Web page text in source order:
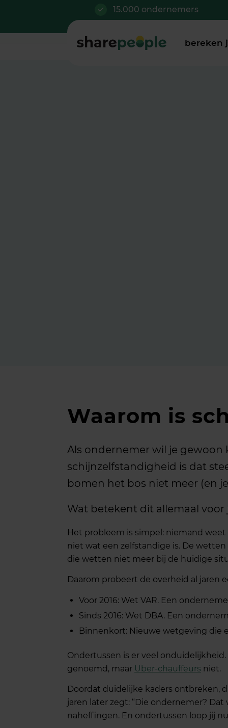
15.000 ondernemers
bereken
Waarom is
Als ondernemer wil je
schijnzelfstandigheid is dat
bomen het bos niet meer (en
Wat betekent dit allemaal
Het probleem is simpel: niemand
niet wat een zelfstandige is. De wetten
die wetten niet meer bij de huidige
Daarom probeert de overheid al jaren
Voor 2016: Wet VAR. Een
Sinds 2016: Wet DBA. Een
Binnenkort: Nieuwe wetgeving die
Ondertussen is er veel
genoemd, maar Uber-chauffeurs niet.
Doordat duidelijke kaders ontbreken,
jaren later zegt: “Die ondernemer?
naheffingen. En ondertussen loop jij